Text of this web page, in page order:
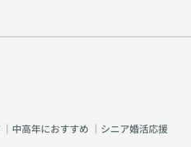
｜ 中高年におすすめ ｜ シニア婚活応援